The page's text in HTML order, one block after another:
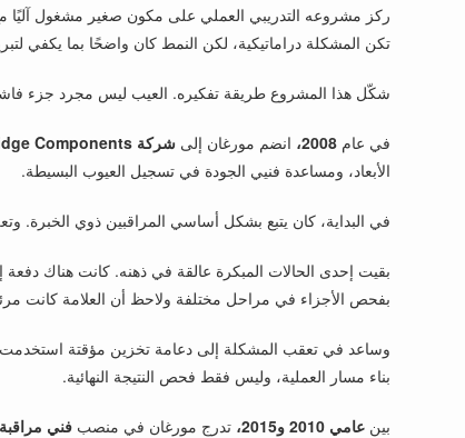
ركز مشروعه التدريبي العملي على مكون صغير مشغول آليًا مع
تكن المشكلة دراماتيكية، لكن النمط كان واضحًا بما يكفي
شكّل هذا المشروع طريقة تفكيره. العيب ليس مجرد جزء
في عام2008، انضم مورغان إلىشركة Northbridge Components
الأبعاد، ومساعدة فنيي الجودة في تسجيل العيوب البسيطة.
في البداية، كان يتبع بشكل أساسي المراقبين ذوي الخبرة.
بقيت إحدى الحالات المبكرة عالقة في ذهنه. كانت هناك
بفحص الأجزاء في مراحل مختلفة ولاحظ أن العلامة كانت مرئية
وساعد في تعقب المشكلة إلى دعامة تخزين مؤقتة استخدمت
بناء مسار العملية، وليس فقط فحص النتيجة النهائية.
بينعامي 2010 و2015، تدرج مورغان في منصبفني